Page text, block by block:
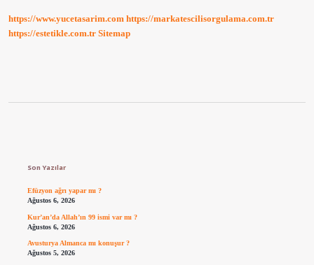
https://www.yucetasarim.com https://markatescilisorgulama.com.tr
https://estetikle.com.tr Sitemap
Son Yazılar
Efüzyon ağrı yapar mı ?
Ağustos 6, 2026
Kur’an’da Allah’ın 99 ismi var mı ?
Ağustos 6, 2026
Avusturya Almanca mı konuşur ?
Ağustos 5, 2026